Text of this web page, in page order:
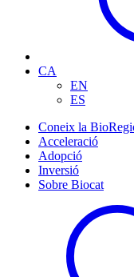
CA
EN
ES
Coneix la
Acceleració
Adopció
Inversió
Sobre Biocat